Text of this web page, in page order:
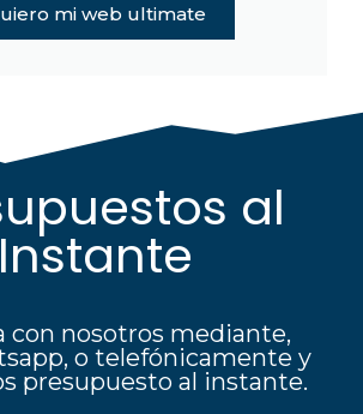
mi web ultimate
al
Instante
con nosotros mediante,
o telefónicamente y
presupuesto al instante.